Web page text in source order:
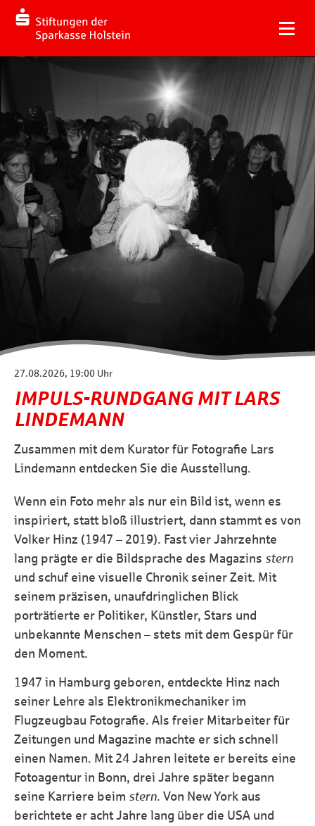
27.08.2026, 19:00 Uhr
IMPULS-RUNDGANG MIT LARS
LINDEMANN
Zusammen mit dem Kurator für Fotografie Lars
Lindemann entdecken Sie die Ausstellung.
Wenn ein Foto mehr als nur ein Bild ist, wenn es
inspiriert, statt bloß illustriert, dann stammt es von
Volker Hinz (1947 – 2019). Fast vier Jahrzehnte
lang prägte er die Bildsprache des Magazins stern
und schuf eine visuelle Chronik seiner Zeit. Mit
seinem präzisen, unaufdringlichen Blick
porträtierte er Politiker, Künstler, Stars und
unbekannte Menschen – stets mit dem Gespür für
den Moment.
1947 in Hamburg geboren, entdeckte Hinz nach
seiner Lehre als Elektronikmechaniker im
Flugzeugbau Fotografie. Als freier Mitarbeiter für
Zeitungen und Magazine machte er sich schnell
einen Namen. Mit 24 Jahren leitete er bereits eine
Fotoagentur in Bonn, drei Jahre später begann
seine Karriere beim stern. Von New York aus
berichtete er acht Jahre lang über die USA und